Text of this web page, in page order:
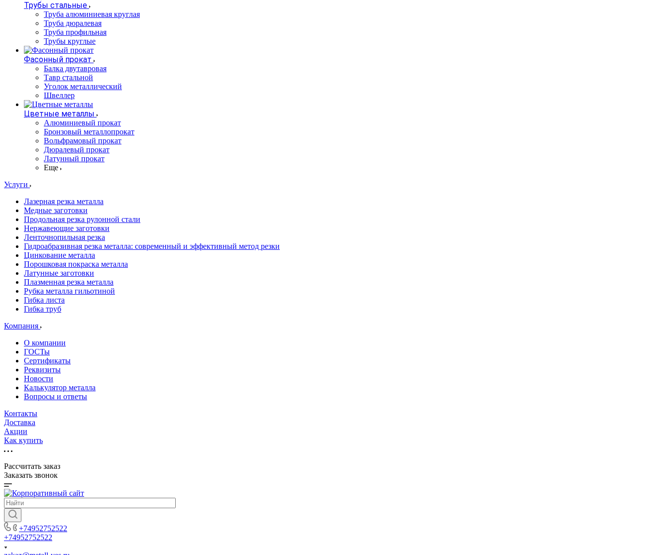
Трубы стальные
Труба алюминиевая круглая
Труба дюралевая
Труба профильная
Трубы круглые
Фасонный прокат
Балка двутавровая
Тавр стальной
Уголок металлический
Швеллер
Цветные металлы
Алюминиевый прокат
Бронзовый металлопрокат
Вольфрамовый прокат
Дюралевый прокат
Латунный прокат
Еще
Услуги
Лазерная резка металла
Медные заготовки
Продольная резка рулонной стали
Нержавеющие заготовки
Ленточнопильная резка
Гидроабразивная резка металла: современный и эффективный метод резки
Цинкование металла
Порошковая покраска металла
Латунные заготовки
Плазменная резка металла
Рубка металла гильотиной
Гибка листа
Гибка труб
Компания
О компании
ГОСТы
Сертификаты
Реквизиты
Новости
Калькулятор металла
Вопросы и ответы
Контакты
Доставка
Акции
Как купить
Рассчитать заказ
Заказать звонок
+74952752522
+74952752522